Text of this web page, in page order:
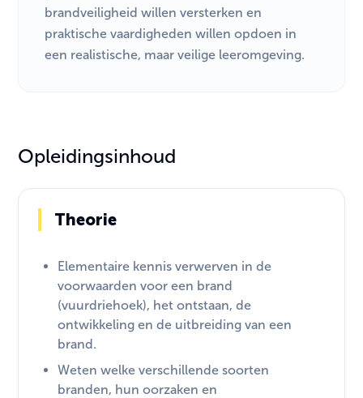
brandveiligheid willen versterken en
praktische vaardigheden willen opdoen in
een realistische, maar veilige leeromgeving.
Opleidingsinhoud
Theorie
Elementaire kennis verwerven in de
voorwaarden voor een brand
(vuurdriehoek), het ontstaan, de
ontwikkeling en de uitbreiding van een
brand.
Weten welke verschillende soorten
branden, hun oorzaken en